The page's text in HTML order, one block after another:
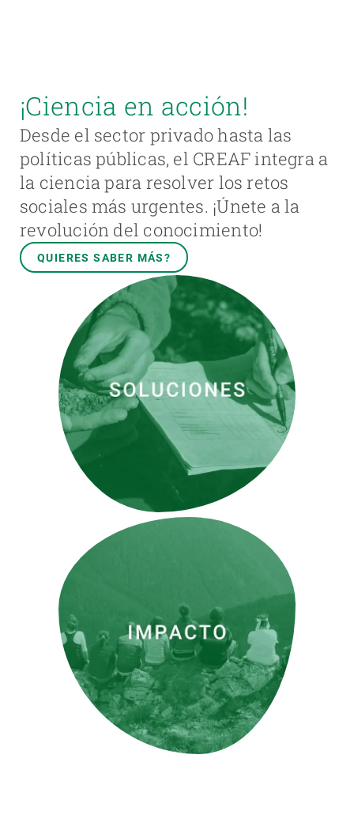
¡Ciencia en acción!
Desde el sector privado hasta las
políticas públicas, el CREAF integra a
la ciencia para resolver los retos
sociales más urgentes. ¡Únete a la
revolución del conocimiento!
QUIERES SABER MÁS?